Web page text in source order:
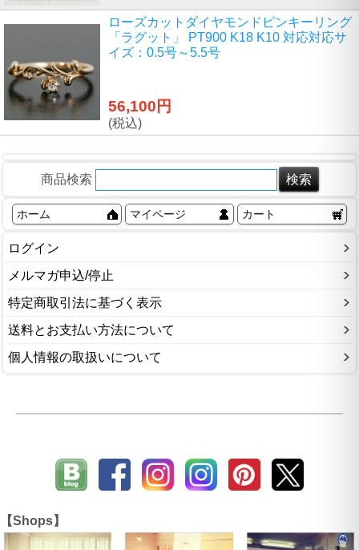
ローズカットダイヤモンドピンキーリング
「ラグット」 PT900 K18 K10 対応対応サ
イズ：0.5号～5.5号
56,100円
(税込)
商品検索
ホーム マイページ カート
ログイン
メルマガ申込/停止
特定商取引法に基づく表示
送料とお支払い方法について
個人情報の取扱いについて
【Shops】